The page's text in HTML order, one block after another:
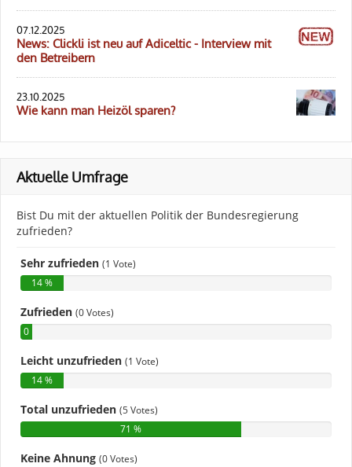
07.12.2025
News: Clickli ist neu auf Adiceltic - Interview mit
den Betreibern
23.10.2025
Wie kann man Heizöl sparen?
Aktuelle Umfrage